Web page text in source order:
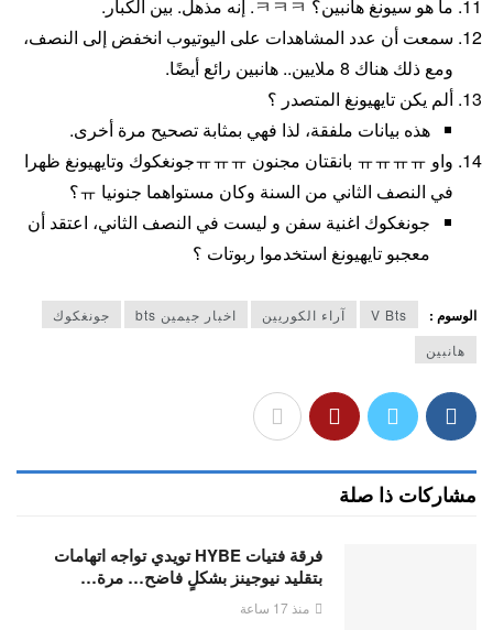
ما هو سيونغ هانبين؟ ㅋㅋㅋ. إنه مذهل. بين الكبار.
سمعت أن عدد المشاهدات على اليوتيوب انخفض إلى النصف،
ومع ذلك هناك 8 ملايين.. هانبين رائع أيضًا.
ألم يكن تايهيونغ المتصدر ؟
هذه بيانات ملفقة، لذا فهي بمثابة تصحيح مرة أخرى.
واو ㅠㅠㅠㅠ بانقتان مجنون ㅠㅠㅠجونغكوك وتايهيونغ ظهرا
في النصف الثاني من السنة وكان مستواهما جنونيا ㅠ؟
جونغكوك اغنية سفن و ليست في النصف الثاني، اعتقد أن
معجبو تايهيونغ استخدموا ربوتات ؟
الوسوم : V Bts آراء الكوريين اخبار جيمين bts
جونغكوك
هانبين
مشاركات ذا صلة
فرقة فتيات HYBE تويدي تواجه اتهامات
بتقليد نيوجينز بشكلٍ فاضح… مرة…
منذ 17 ساعة